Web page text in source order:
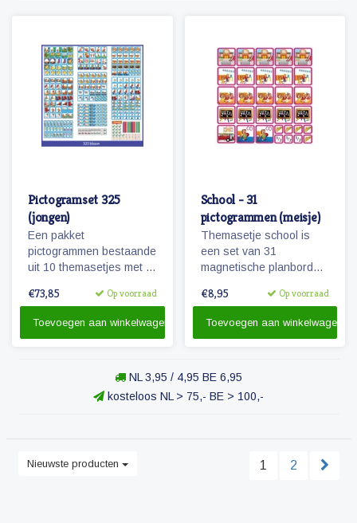
Pictogramset 325
(jongen)
Een pakket
pictogrammen bestaande
uit 10 themasetjes met in
voor een volledige
€73,85 Op voorraad
Toevoegen aan winkelwagen
School - 31
pictogrammen (meisje)
Themasetje school is
een set van 31
magnetische planbord
kinderen en omvat o.a.
schoolreisje.
€8,95 Op voorraad
Toevoegen aan winkelwagen
NL 3,95 / 4,95 BE 6,95
kosteloos NL > 75,- BE > 100,-
Nieuwste producten 1 2